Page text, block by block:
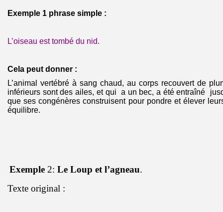
Exemple 1 phrase simple :
L’oiseau est tombé du nid.
Cela peut donner :
L’animal vertébré à sang chaud, au corps recouvert de
inférieurs sont des ailes, et qui a un bec, a été entraîné
que ses congénères construisent pour pondre et élever
équilibre.
Exemple 2: Le Loup et l’agneau.
Texte original :